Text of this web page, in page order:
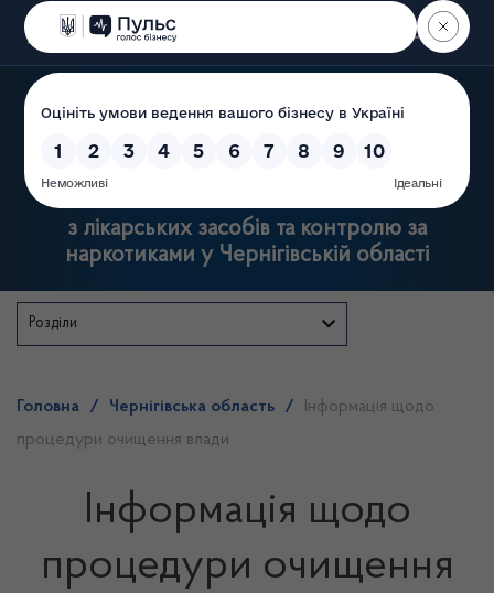
Пошук
з лікарських засобів та контролю за
наркотиками у Чернігівській області
Розділи
Головна / Чернігівська область /
Інформація щодо
процедури очищення влади
Інформація щодо
процедури очищення